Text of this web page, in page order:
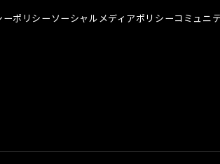
ポリシーソーシャルメディアポリシーコミュニ